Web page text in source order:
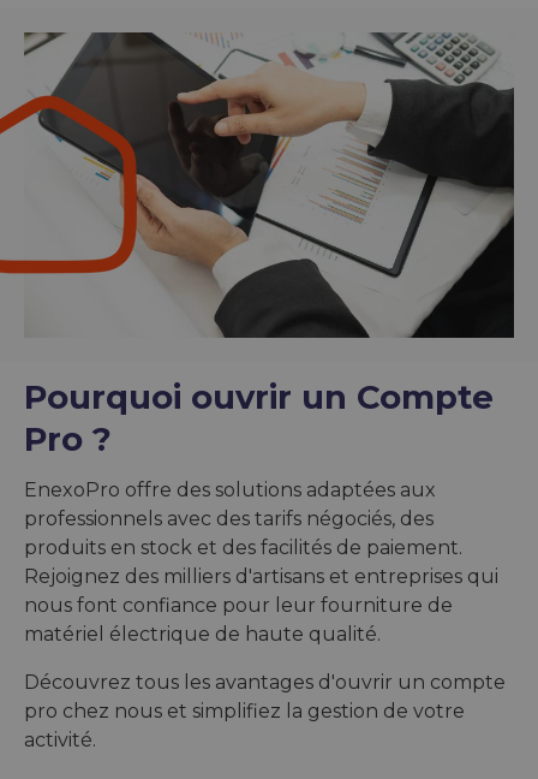
Pourquoi ouvrir un Compte
Pro ?
EnexoPro offre des solutions adaptées aux
professionnels avec des tarifs négociés, des
produits en stock et des facilités de paiement.
Rejoignez des milliers d'artisans et entreprises qui
nous font confiance pour leur fourniture de
matériel électrique de haute qualité.
Découvrez tous les avantages d'ouvrir un compte
pro chez nous et simplifiez la gestion de votre
activité.